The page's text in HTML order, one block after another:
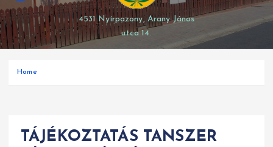
o
n
t
e
4531 Nyírpazony, Arany János
utca 14.
Home
TÁJÉKOZTATÁS TANSZER